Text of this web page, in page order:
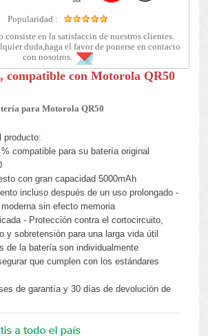
Popularidad :
consiste en la satisfaccin de nuestros clientes.
duda,haga el favor de ponerse en contacto
con nosotros.
compatible con Motorola QR50
para Motorola QR50
producto:
compatible para su batería original
con gran capacidad 5000mAh
incluso después de un uso prolongado -
sin efecto memoria
- Protección contra el cortocircuito,
y sobretensión para una larga vida útil
de la batería son individualmente
que cumplen con los estándares
de garantía y 30 días de devolución de